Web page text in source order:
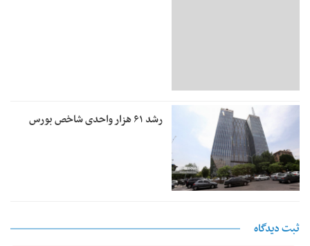
رشد ۶۱ هزار واحدی شاخص بورس
ثبت دیدگاه